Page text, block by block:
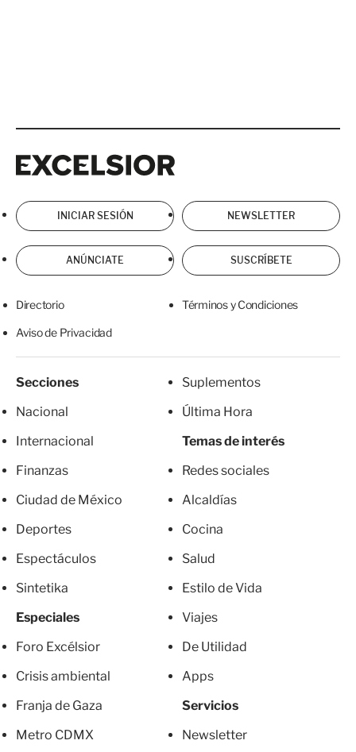
INICIAR SESIÓN NEWSLETTER
ANÚNCIATE SUSCRÍBETE
Directorio Términos y Condiciones
Aviso de Privacidad
Secciones
Nacional
Internacional
Finanzas
Ciudad de México
Deportes
Espectáculos
Sintetika
Especiales
Foro Excélsior
Crisis ambiental
Franja de Gaza
Metro CDMX
Suplementos
Última Hora
Temas de interés
Redes sociales
Alcaldías
Cocina
Salud
Estilo de Vida
Viajes
De Utilidad
Apps
Servicios
Newsletter